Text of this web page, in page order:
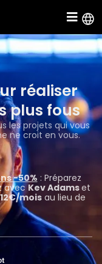
réaliser
plus fous
les projets qui vous
ne croit en vous.
-50% : Préparez
avecKev Adamset
12€/moisau lieu de